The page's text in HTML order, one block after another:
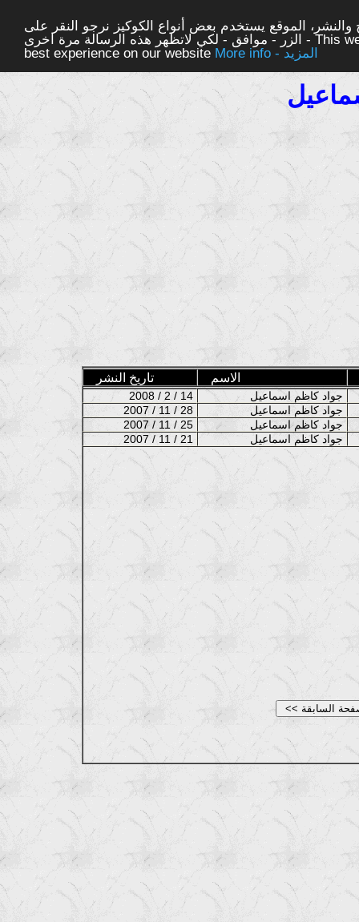
الموقع يستخدم بعض أنواع الكوكيز نرجو النقر على
الزر - موافق - لكي لاتظهر هذه الرسالة مرة اخرى - This website uses cookies to ensure you get the
best experience on our website
More info - المزيد
تاريخ النشر الاسم
2008 / 2 / 14
2007 / 11 / 28
2007 / 11 / 25
2007 / 11 / 21